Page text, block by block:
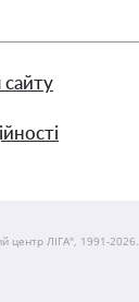
центр ЛІГА", 1991-2026.